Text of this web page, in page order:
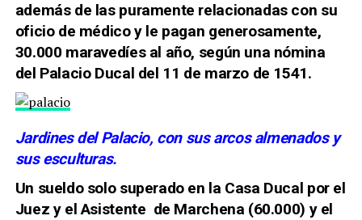
además de las puramente relacionadas con su
oficio de médico y le pagan generosamente,
30.000 maravedíes al año, según una nómina
del Palacio Ducal del 11 de marzo de 1541.
Jardines del Palacio, con sus arcos almenados y
sus esculturas.
Un sueldo solo superado en la Casa Ducal por el
Juez y el Asistente de Marchena (60.000) y el